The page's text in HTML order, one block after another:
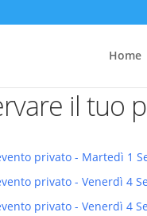
Home
il tuo
privato - Martedì 1
privato - Venerdì 4
privato - Venerdì 4